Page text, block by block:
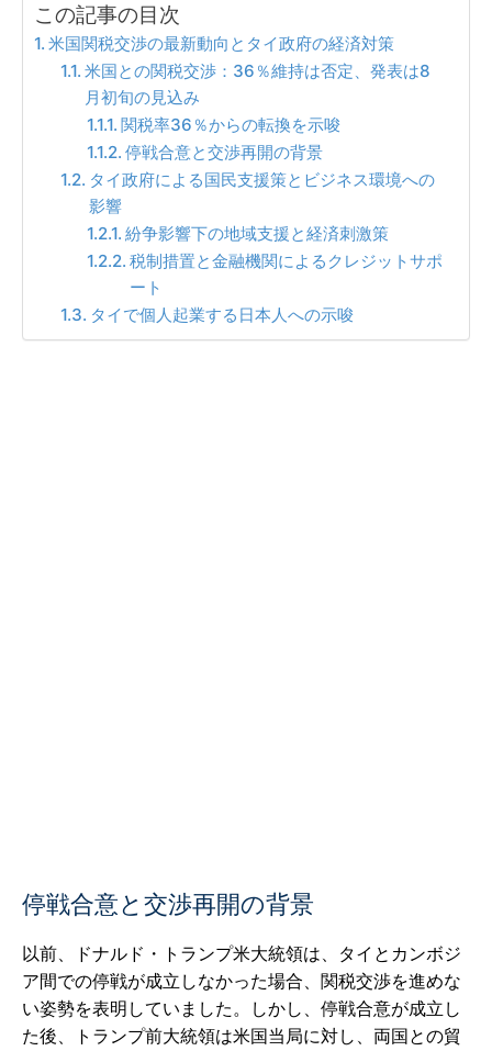
この記事の目次
米国関税交渉の最新動向とタイ政府の経済対策
米国との関税交渉：36％維持は否定、発表は8
月初旬の見込み
関税率36％からの転換を示唆
停戦合意と交渉再開の背景
タイ政府による国民支援策とビジネス環境への
影響
紛争影響下の地域支援と経済刺激策
税制措置と金融機関によるクレジットサポ
ート
タイで個人起業する日本人への示唆
停戦合意と交渉再開の背景
以前、ドナルド・トランプ米大統領は、タイとカンボジ
ア間での停戦が成立しなかった場合、関税交渉を進めな
い姿勢を表明していました。しかし、停戦合意が成立し
た後、トランプ前大統領は米国当局に対し、両国との貿